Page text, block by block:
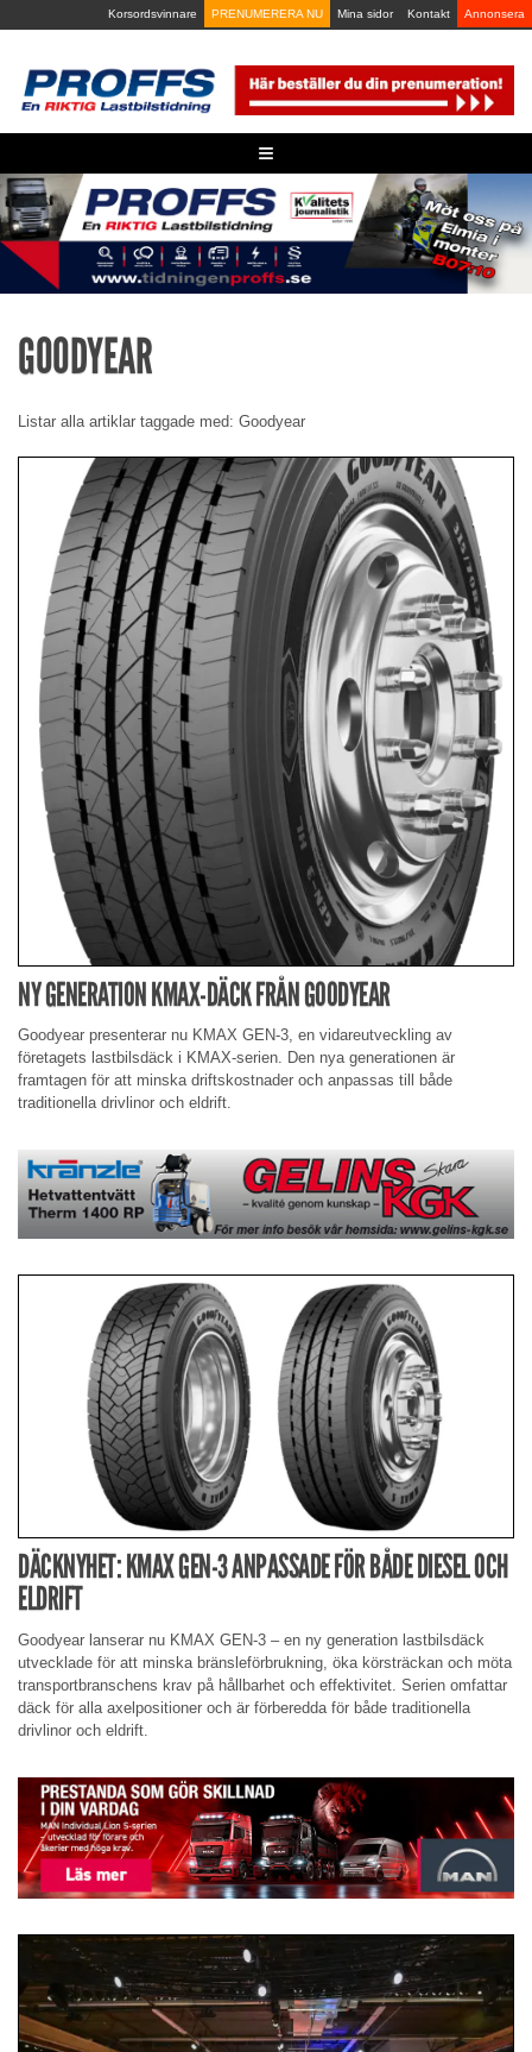
to
Korsordsvinnare PRENUMERERA NU Mina sidor Kontakt Annonsera
≡
GOODYEAR
Listar alla artiklar taggade med: Goodyear
NY GENERATION KMAX-DÄCK FRÅN GOODYEAR
Goodyear presenterar nu KMAX GEN-3, en vidareutveckling av
företagets lastbilsdäck i KMAX-serien. Den nya generationen är
framtagen för att minska driftskostnader och anpassas till både
traditionella drivlinor och eldrift.
DÄCKNYHET: KMAX GEN-3 ANPASSADE FÖR BÅDE DIESEL OCH
ELDRIFT
Goodyear lanserar nu KMAX GEN-3 – en ny generation lastbilsdäck
utvecklade för att minska bränsleförbrukning, öka körsträckan och möta
transportbranschens krav på hållbarhet och effektivitet. Serien omfattar
däck för alla axelpositioner och är förberedda för både traditionella
drivlinor och eldrift.